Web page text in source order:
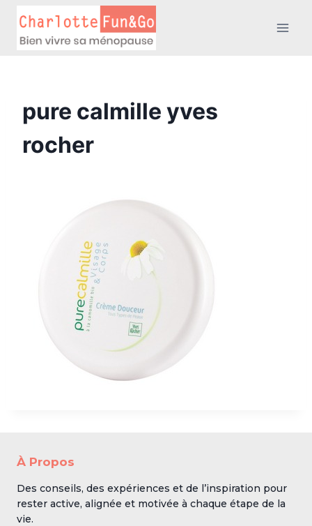
contenu
pure calmille yves
rocher
À Propos
Des conseils, des expériences et de l’inspiration pour
rester active, alignée et motivée à chaque étape de la
vie.